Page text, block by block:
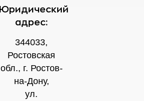
Юридический
адрес:
344033,
Ростовская
обл., г. Ростов-
на-Дону,
ул.